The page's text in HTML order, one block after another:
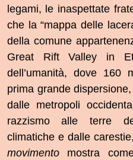
legami, le inaspettate
che la “mappa delle
della comune
Great Rift Valley in
dell’umanità, dove
prima grande
dalle metropoli
razzismo alle terre
climatiche e dalle carestie,
movimentomostra